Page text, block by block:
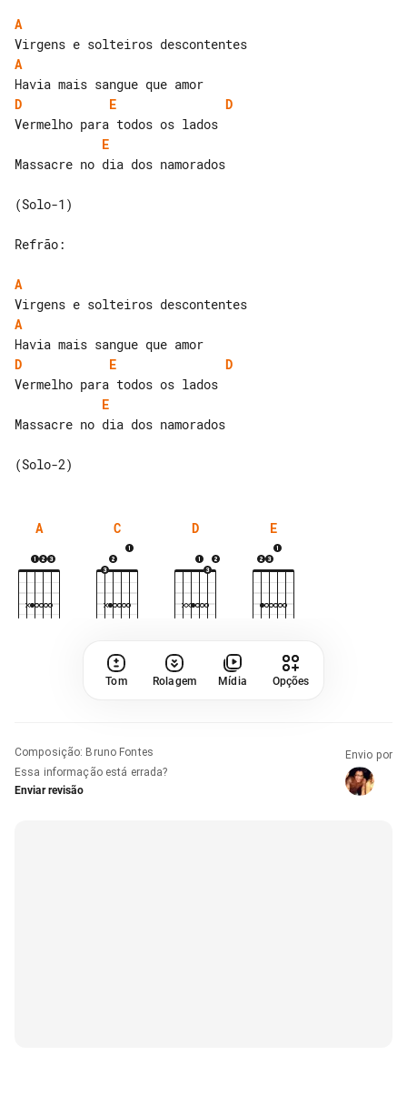
A
A
D
E
D
E
Massacre no dia dos namorados
(Solo-1)
Refrão:
A
A
D
E
D
E
Massacre no dia dos namorados
A C D E
Tom Rolagem Mídia Opções
Composição: Bruno Fontes
Essa informação está errada?
Enviar revisão
Envio por